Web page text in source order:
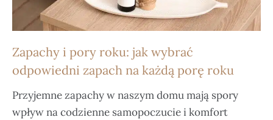
Zapachy i pory roku: jak wybrać
odpowiedni zapach na każdą porę roku
Przyjemne zapachy w naszym domu mają spory
wpływ na codzienne samopoczucie i komfort